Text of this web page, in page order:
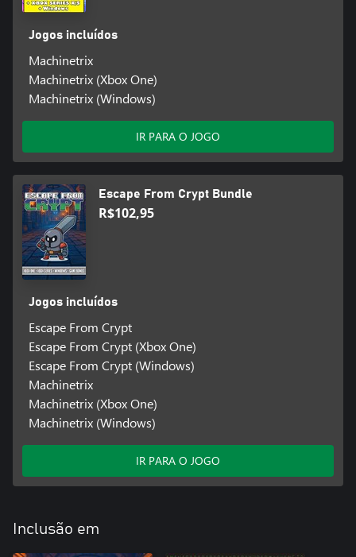
Jogos incluídos
Machinetrix
Machinetrix (Xbox One)
Machinetrix (Windows)
IR PARA O JOGO
Escape From Crypt Bundle
R$102,95
Jogos incluídos
Escape From Crypt
Escape From Crypt (Xbox One)
Escape From Crypt (Windows)
Machinetrix
Machinetrix (Xbox One)
Machinetrix (Windows)
IR PARA O JOGO
Inclusão em